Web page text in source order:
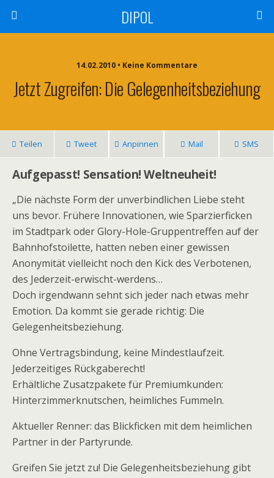
DIPOL
14.02.2010 • Keine Kommentare
Jetzt Zugreifen: Die Gelegenheitsbeziehung
Teilen Tweet Anpinnen Mail SMS
Aufgepasst! Sensation! Weltneuheit!
„Die nächste Form der unverbindlichen Liebe steht
uns bevor. Frühere Innovationen, wie Sparzierficken
im Stadtpark oder Glory-Hole-Gruppentreffen auf der
Bahnhofstoilette, hatten neben einer gewissen
Anonymität vielleicht noch den Kick des Verbotenen,
des Jederzeit-erwischt-werdens…
Doch irgendwann sehnt sich jeder nach etwas mehr
Emotion. Da kommt sie gerade richtig: Die
Gelegenheitsbeziehung.
Ohne Vertragsbindung, keine Mindestlaufzeit.
Jederzeitiges Rückgaberecht!
Erhältliche Zusatzpakete für Premiumkunden:
Hinterzimmerknutschen, heimliches Fummeln.
Aktueller Renner: das Blickficken mit dem heimlichen
Partner in der Partyrunde.
Greifen Sie jetzt zu! Die Gelegenheitsbeziehung gibt